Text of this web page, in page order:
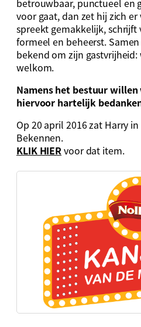
betrouwbaar, punctueel en
voor gaat, dan zet hij zich
spreekt gemakkelijk,
formeel en beheerst.
bekend om zijn
welkom.
Namens het bestuur
hiervoor hartelijk
Op 20 april 2016 zat Harry
Bekennen.
KLIK HIERvoor dat item.